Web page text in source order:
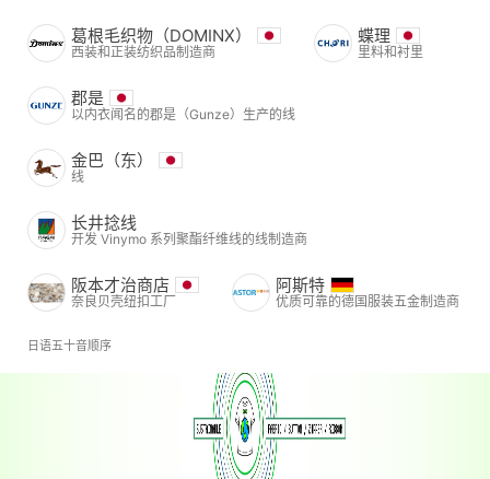
葛根毛织物（DOMINX）
西装和正装纺织品制造商
蝶理
里料和衬里
郡是
以内衣闻名的郡是（Gunze）生产的线
金巴（东）
线
长井捻线
开发 Vinymo 系列聚酯纤维线的线制造商
阪本才治商店
奈良贝壳纽扣工厂
阿斯特
优质可靠的德国服装五金制造商
日语五十音顺序